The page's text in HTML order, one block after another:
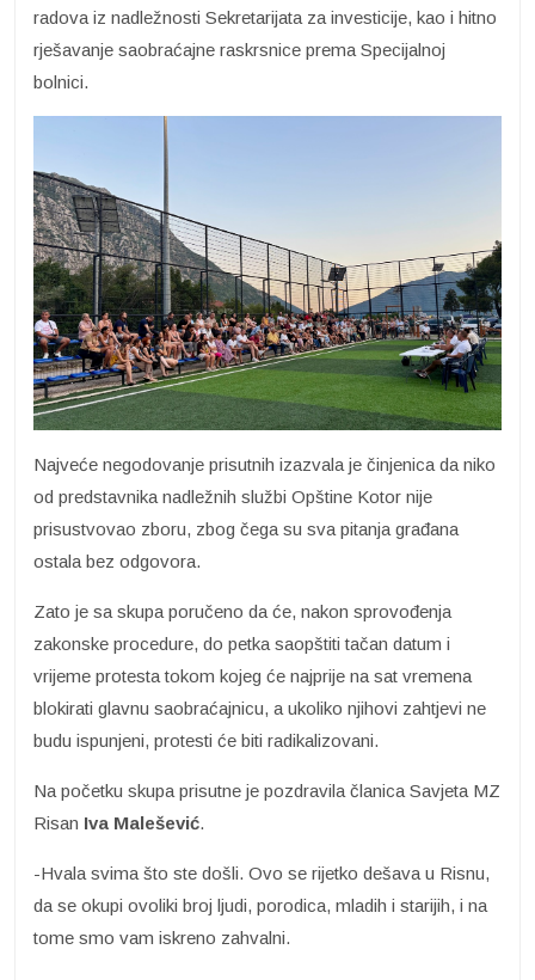
radova iz nadležnosti Sekretarijata za investicije, kao i hitno
rješavanje saobraćajne raskrsnice prema Specijalnoj
bolnici.
Najveće negodovanje prisutnih izazvala je činjenica da niko
od predstavnika nadležnih službi Opštine Kotor nije
prisustvovao zboru, zbog čega su sva pitanja građana
ostala bez odgovora.
Zato je sa skupa poručeno da će, nakon sprovođenja
zakonske procedure, do petka saopštiti tačan datum i
vrijeme protesta tokom kojeg će najprije na sat vremena
blokirati glavnu saobraćajnicu, a ukoliko njihovi zahtjevi ne
budu ispunjeni, protesti će biti radikalizovani.
Na početku skupa prisutne je pozdravila članica Savjeta MZ
Risan Iva Malešević.
-Hvala svima što ste došli. Ovo se rijetko dešava u Risnu,
da se okupi ovoliki broj ljudi, porodica, mladih i starijih, i na
tome smo vam iskreno zahvalni.